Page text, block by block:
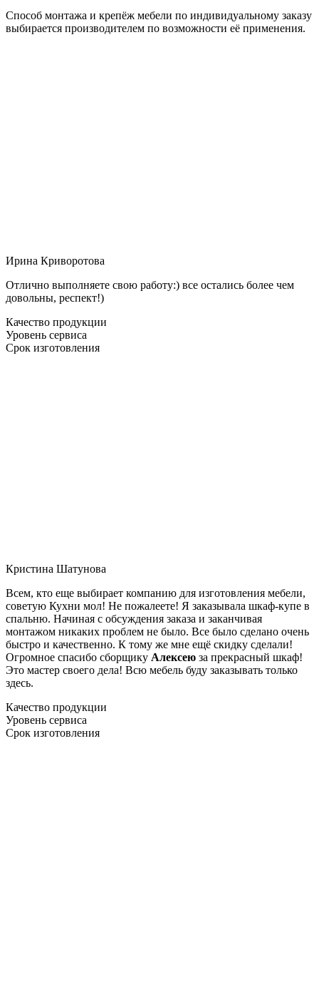
Способ монтажа и крепёж мебели по индивидуальному заказу
выбирается производителем по возможности её применения.
Ирина Криворотова
Отлично выполняете свою работу:) все остались более чем
довольны, респект!)
Качество продукции
Уровень сервиса
Срок изготовления
Кристина Шатунова
Всем, кто еще выбирает компанию для изготовления мебели,
советую Кухни мол! Не пожалеете! Я заказывала шкаф-купе в
спальню. Начиная с обсуждения заказа и заканчивая
монтажом никаких проблем не было. Все было сделано очень
быстро и качественно. К тому же мне ещё скидку сделали!
Огромное спасибо сборщику Алексею за прекрасный шкаф!
Это мастер своего дела! Всю мебель буду заказывать только
здесь.
Качество продукции
Уровень сервиса
Срок изготовления